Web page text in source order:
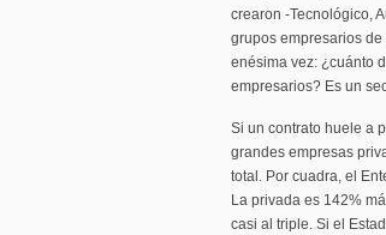
crearon -Tecnológico,
grupos empresarios
enésima vez: ¿cuánto
empresarios? Es un
Si un contrato huele a
grandes empresas
total. Por cuadra, el
La privada es 142%
casi al triple. Si el